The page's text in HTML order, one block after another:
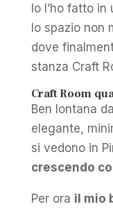
Io l’ho fatto
lo spazio non
dove
stanza Craft
Craft Room
Ben lontana
elegante,
si vedono in
crescendo
Per ora il mio